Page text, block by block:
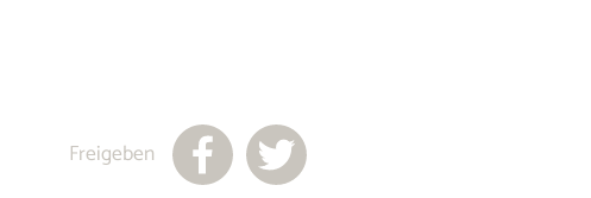
Freigeben